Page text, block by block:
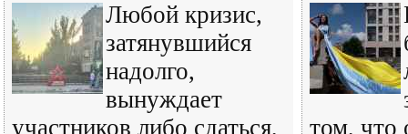
Любой кризис,
затянувшийся
надолго,
вынуждает
участников либо сдаться,
том, что